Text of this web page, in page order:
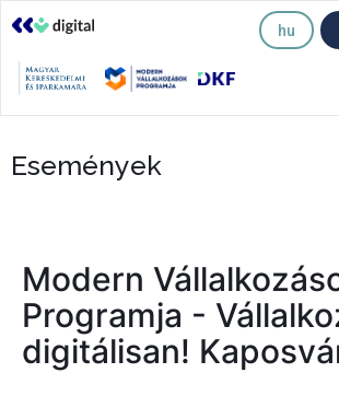
hu
Események
Modern
Programja -
digitálisan!